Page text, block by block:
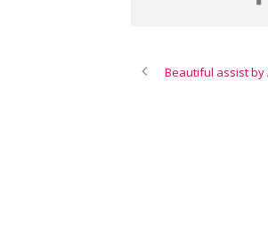
Beautiful assist by